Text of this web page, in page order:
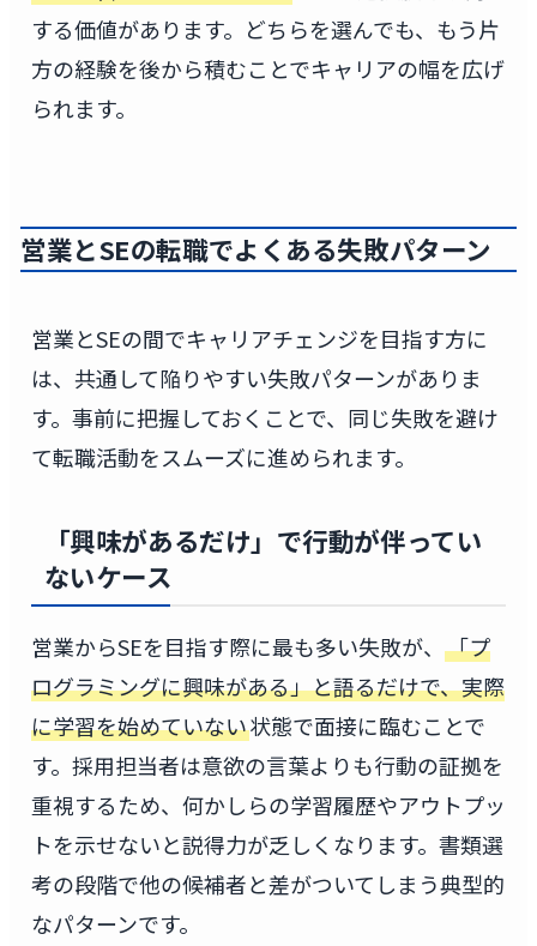
する価値があります。どちらを選んでも、もう片
方の経験を後から積むことでキャリアの幅を広げ
られます。
営業とSEの転職でよくある失敗パターン
営業とSEの間でキャリアチェンジを目指す方に
は、共通して陥りやすい失敗パターンがありま
す。事前に把握しておくことで、同じ失敗を避け
て転職活動をスムーズに進められます。
「興味があるだけ」で行動が伴ってい
ないケース
営業からSEを目指す際に最も多い失敗が、 「プ
ログラミングに興味がある」と語るだけで、実際
に学習を始めていない状態で面接に臨むことで
す。採用担当者は意欲の言葉よりも行動の証拠を
重視するため、何かしらの学習履歴やアウトプッ
トを示せないと説得力が乏しくなります。書類選
考の段階で他の候補者と差がついてしまう典型的
なパターンです。